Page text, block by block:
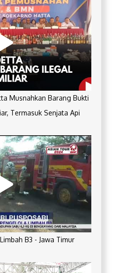
Musnahkan Barang Bukti
Termasuk Senjata Api
B3 - Jawa Timur